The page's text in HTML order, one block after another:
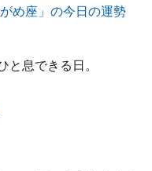
と息できる日。